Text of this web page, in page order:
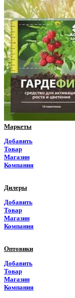
Маркеты
Добавить
Товар
Магазин
Компания
Дилеры
Добавить
Товар
Магазин
Компания
Оптовики
Добавить
Товар
Магазин
Компания